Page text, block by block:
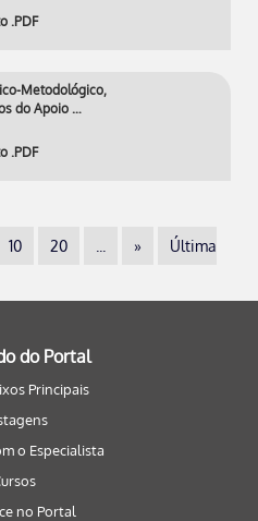
.PDF
Metodológico,
do Apoio …
.PDF
10 20 »
Última
do Portal
Principais
o Especialista
no Portal